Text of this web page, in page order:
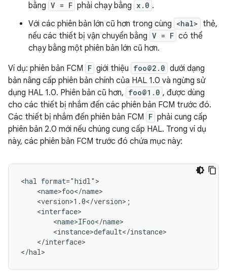
bằng V = F phải chạy bằng x.0 .
Với các phiên bản lớn cũ hơn trong cùng <hal> thẻ,
nếu các thiết bị vận chuyển bằng V = F có thể
chạy bằng một phiên bản lớn cũ hơn.
Ví dụ: phiên bản FCM F giới thiệu foo@2.0 dưới dạng
bản nâng cấp phiên bản chính của HAL 1.0 và ngừng sử
dụng HAL 1.0. Phiên bản cũ hơn, foo@1.0 , được dùng
cho các thiết bị nhắm đến các phiên bản FCM trước đó.
Các thiết bị nhắm đến phiên bản FCM F phải cung cấp
phiên bản 2.0 mới nếu chúng cung cấp HAL. Trong ví dụ
này, các phiên bản FCM trước đó chứa mục này:
<hal format="hidl">
    <name>foo</name>
    <version>1.0</version>;
    <interface>
        <name>IFoo</name>
        <instance>default</instance>
    </interface>